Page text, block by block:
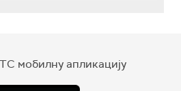
мобилну апликацију